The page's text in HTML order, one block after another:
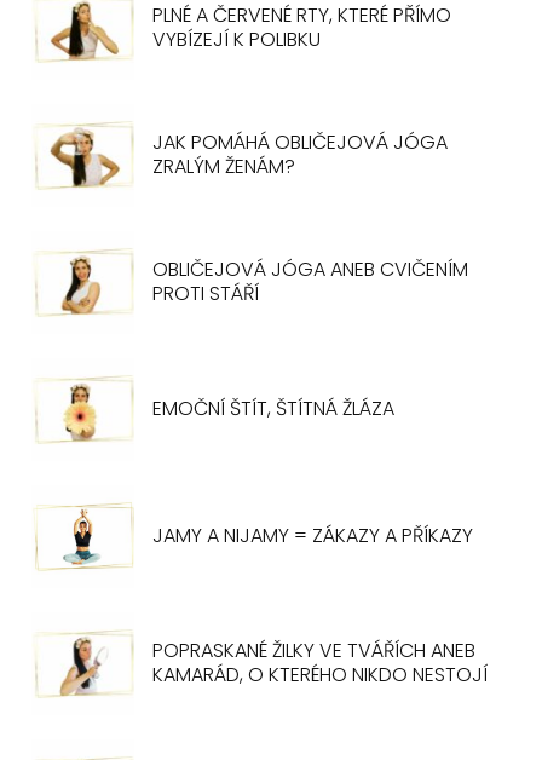
PLNÉ A ČERVENÉ RTY, KTERÉ PŘÍMO
VYBÍZEJÍ K POLIBKU
JAK POMÁHÁ OBLIČEJOVÁ JÓGA
ZRALÝM ŽENÁM?
OBLIČEJOVÁ JÓGA ANEB CVIČENÍM
PROTI STÁŘÍ
EMOČNÍ ŠTÍT, ŠTÍTNÁ ŽLÁZA
JAMY A NIJAMY = ZÁKAZY A PŘÍKAZY
POPRASKANÉ ŽILKY VE TVÁŘÍCH ANEB
KAMARÁD, O KTERÉHO NIKDO NESTOJÍ